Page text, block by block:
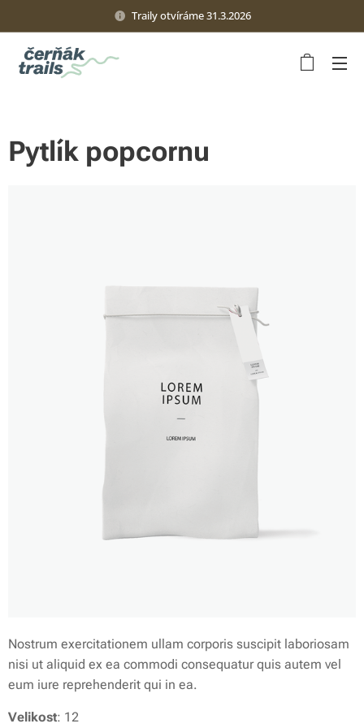
Traily otvíráme 31.3.2026
Pytlík popcornu
Nostrum exercitationem ullam corporis suscipit laboriosam
nisi ut aliquid ex ea commodi consequatur quis autem vel
eum iure reprehenderit qui in ea.
Velikost: 12